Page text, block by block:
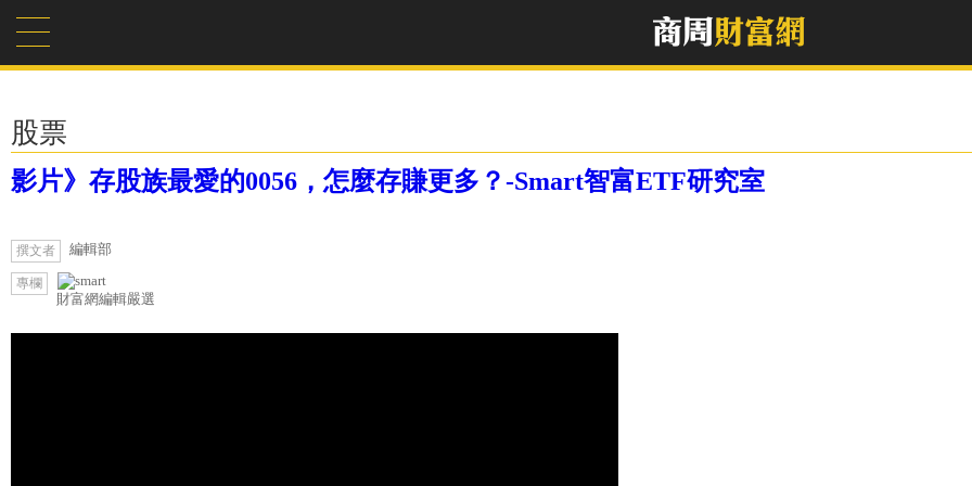
股票
影片》存股族最愛的0056，怎麼存賺更多？-Smart智富ETF研究室
撰文者 編輯部
專欄
財富網編輯嚴選